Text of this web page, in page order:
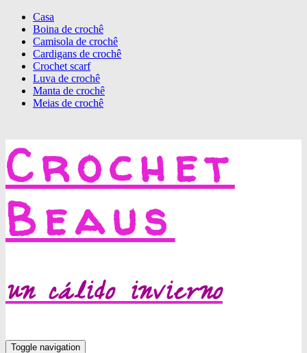
Casa
Boina de crochê
Camisola de crochê
Cardigans de crochê
Crochet scarf
Luva de crochê
Manta de crochê
Meias de crochê
Crochet
Beaus
un cálido invierno
Toggle navigation